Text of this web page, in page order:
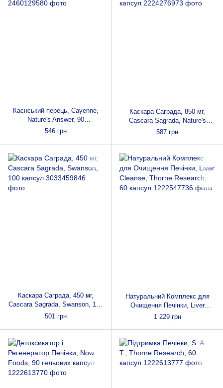
Каєнський перець, Cayenne,
Nature's Answer, 90
вегетаріанських капсул
546 грн
Каскара Саграда, 850 мг,
Cascara Sagrada, Nature's
Answer, 90 вегетаріанських
капсул
587 грн
Каскара Саграда, 450 мг,
Cascara Sagrada, Swanson, 100
капсул
501 грн
Натуральний Комплекс для
Очищення Печінки, Liver
Cleanse, Thorne Research, 60
капсул
1 229 грн